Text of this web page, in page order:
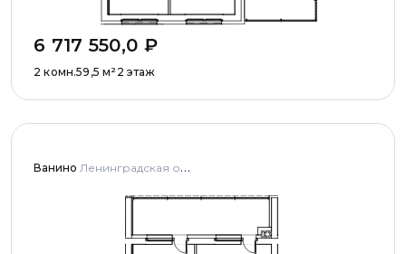
6 717 550,0 ₽
2 комн.59,5 м²2 этаж
Ванино Ленинградская область, Ломоносовский муниципальный район, Низинское сельское поселение, деревня Узигонты, улица Прибалтийская, дома 4, 5 и улица Олимпийская, дом 5